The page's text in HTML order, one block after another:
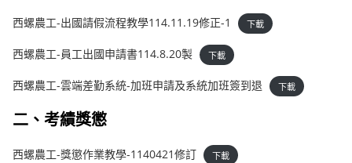
西螺農工-出國請假流程教學114.11.19修正-1 下載
西螺農工-員工出國申請書114.8.20製 下載
西螺農工-雲端差勤系統-加班申請及系統加班簽到退 下載
二、考績獎懲
西螺農工-獎懲作業教學-1140421修訂 下載